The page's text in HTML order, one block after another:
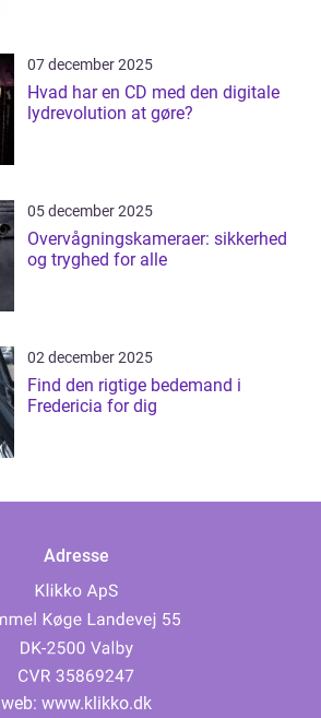
07 december 2025
Hvad har en CD med den digitale
lydrevolution at gøre?
05 december 2025
Overvågningskameraer: sikkerhed
og tryghed for alle
02 december 2025
Find den rigtige bedemand i
Fredericia for dig
Adresse
web: www.klikko.dk